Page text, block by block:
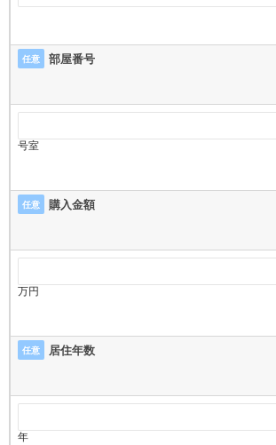
任意 部屋番号
号室
任意 購入金額
万円
任意 居住年数
年